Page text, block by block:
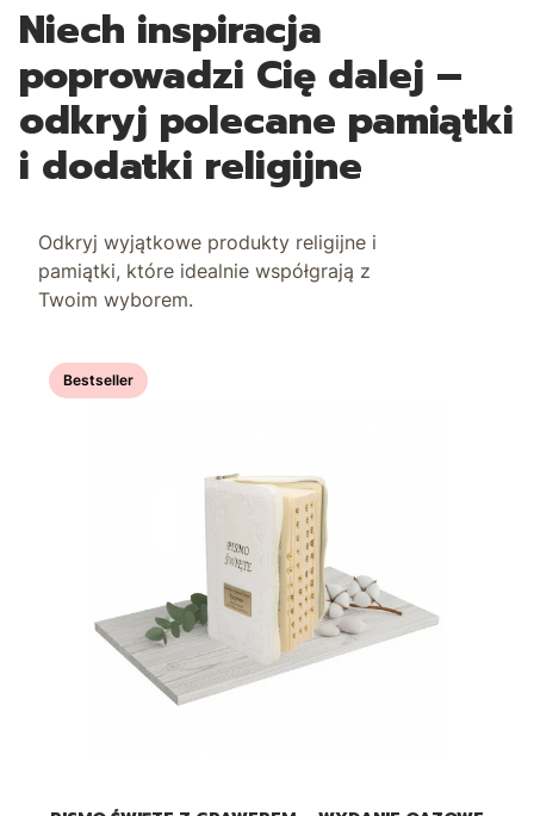
Niech inspiracja
poprowadzi Cię dalej –
odkryj polecane pamiątki
i dodatki religijne
Odkryj wyjątkowe produkty religijne i
pamiątki, które idealnie współgrają z
Twoim wyborem.
Bestseller